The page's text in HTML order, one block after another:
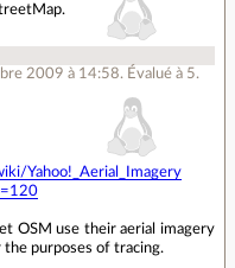
2009 à 14:58. Évalué à 5.
Yahoo!_Aerial_Imagery
OSM use their aerial imagery
purposes of tracing.